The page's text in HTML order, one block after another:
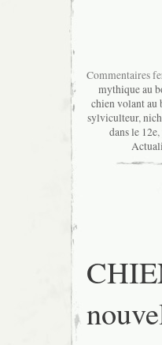
Commentaires
mythique au
chien volant au
sylviculteur,
dans le 12e,